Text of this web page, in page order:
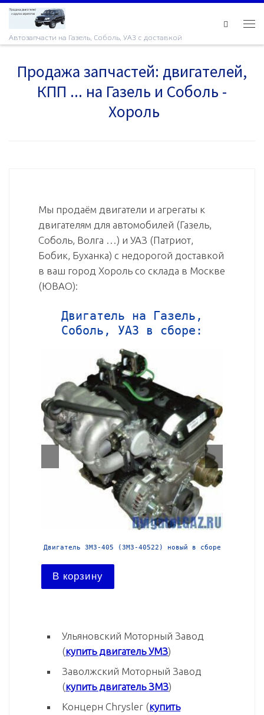
Skip to content
Автозапчасти на Газель, Соболь, УАЗ с доставкой
Продажа запчастей: двигателей,
КПП ... на Газель и Соболь -
Хороль
Мы продаём двигатели и агрегаты к
двигателям для автомобилей (Газель,
Соболь, Волга …) и УАЗ (Патриот,
Бобик, Буханка) с недорогой доставкой
в ваш город Хороль со склада в Москве
(ЮВАО):
Двигатель на Газель,
Соболь, УАЗ в сборе:
Двигатель ЗМЗ-405 (ЗМЗ-40522) новый в сборе
В корзину
Ульяновский Моторный Завод
(купить двигатель УМЗ)
Заволжский Моторный Завод
(купить двигатель ЗМЗ)
Концерн Chrysler (купить